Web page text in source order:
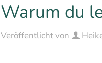
Warum du
Veröffentlicht von